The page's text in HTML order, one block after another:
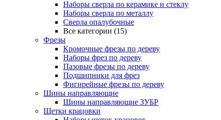
Наборы сверла по керамике и стеклу
Наборы сверла по металлу
Сверла опалубочные
Все категории (15)
Фрезы
Кромочные фрезы по дереву
Наборы фрез по дереву
Пазовые фрезы по дереву
Подшипники для фрез
Фигирейные фрезы по дереву
Шины направляющие
Шины направляющие ЗУБР
Щетки крацовки